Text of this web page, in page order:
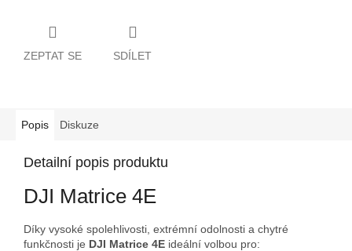
ZEPTAT SE SDÍLET
Popis Diskuze
Detailní popis produktu
DJI Matrice 4E
Díky vysoké spolehlivosti, extrémní odolnosti a chytré
funkčnosti je DJI Matrice 4E ideální volbou pro: